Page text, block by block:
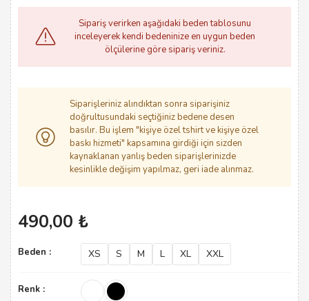
Sipariş verirken aşağıdaki beden tablosunu
inceleyerek kendi bedeninize en uygun beden
ölçülerine göre sipariş veriniz.
Siparişleriniz alındıktan sonra siparişiniz
doğrultusundaki seçtiğiniz bedene desen
basılır. Bu işlem "kişiye özel tshirt ve kişiye özel
baskı hizmeti" kapsamına girdiği için sizden
kaynaklanan yanlış beden siparişlerinizde
kesinlikle değişim yapılmaz, geri iade alınmaz.
490,00 ₺
Beden : XS S M L XL XXL
Renk :